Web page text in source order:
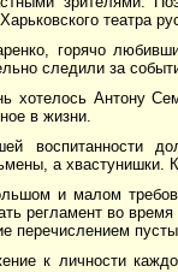
театра
горячо
следили за
хотелось Антону
в жизни.
воспитанности
а хвастунишки.
и малом
регламент во
перечислением
к личности